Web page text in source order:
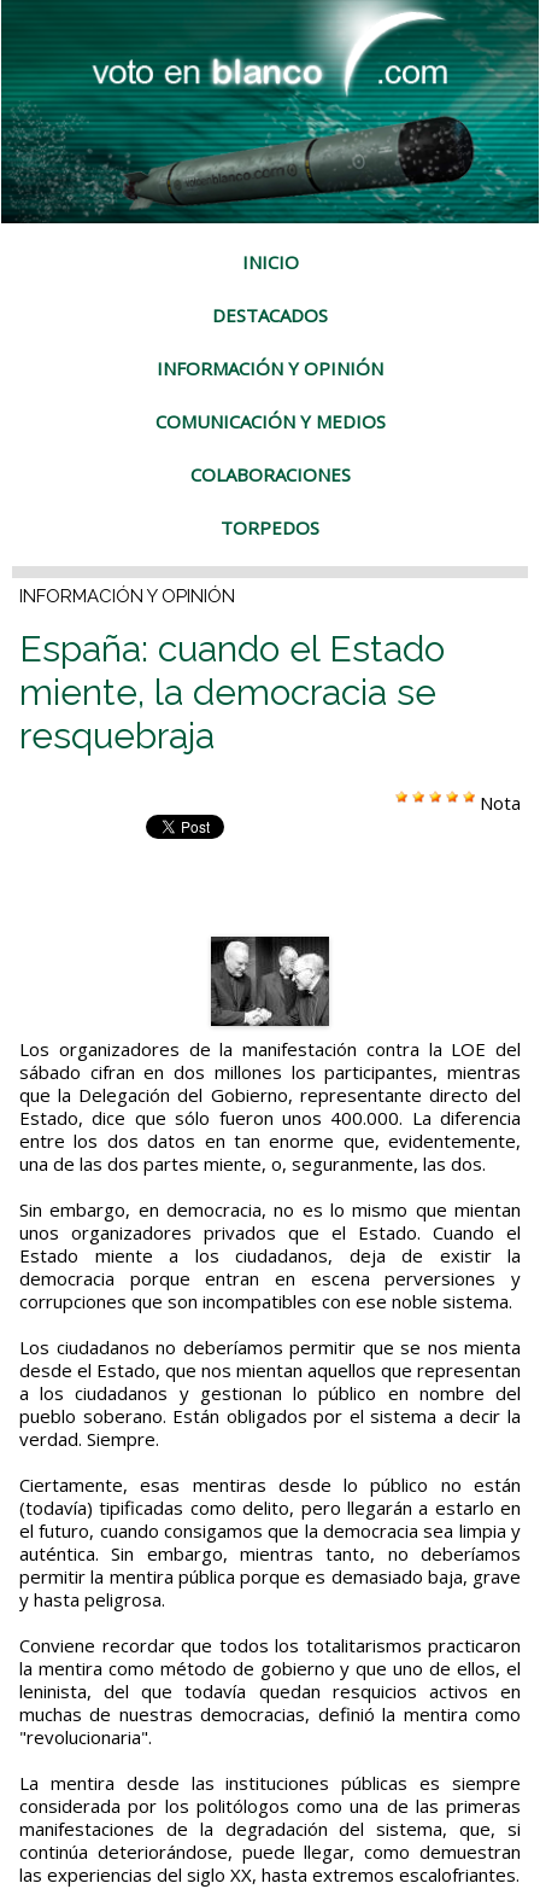
INICIO
DESTACADOS
INFORMACIÓN Y OPINIÓN
COMUNICACIÓN Y MEDIOS
COLABORACIONES
TORPEDOS
INFORMACIÓN Y OPINIÓN
España: cuando el Estado
miente, la democracia se
resquebraja
Nota
Los organizadores de la manifestación contra la LOE del
sábado cifran en dos millones los participantes, mientras
que la Delegación del Gobierno, representante directo del
Estado, dice que sólo fueron unos 400.000. La diferencia
entre los dos datos en tan enorme que, evidentemente,
una de las dos partes miente, o, seguranmente, las dos.
Sin embargo, en democracia, no es lo mismo que mientan
unos organizadores privados que el Estado. Cuando el
Estado miente a los ciudadanos, deja de existir la
democracia porque entran en escena perversiones y
corrupciones que son incompatibles con ese noble sistema.
Los ciudadanos no deberíamos permitir que se nos mienta
desde el Estado, que nos mientan aquellos que representan
a los ciudadanos y gestionan lo público en nombre del
pueblo soberano. Están obligados por el sistema a decir la
verdad. Siempre.
Ciertamente, esas mentiras desde lo público no están
(todavía) tipificadas como delito, pero llegarán a estarlo en
el futuro, cuando consigamos que la democracia sea limpia y
auténtica. Sin embargo, mientras tanto, no deberíamos
permitir la mentira pública porque es demasiado baja, grave
y hasta peligrosa.
Conviene recordar que todos los totalitarismos practicaron
la mentira como método de gobierno y que uno de ellos, el
leninista, del que todavía quedan resquicios activos en
muchas de nuestras democracias, definió la mentira como
"revolucionaria".
La mentira desde las instituciones públicas es siempre
considerada por los politólogos como una de las primeras
manifestaciones de la degradación del sistema, que, si
continúa deteriorándose, puede llegar, como demuestran
las experiencias del siglo XX, hasta extremos escalofriantes.